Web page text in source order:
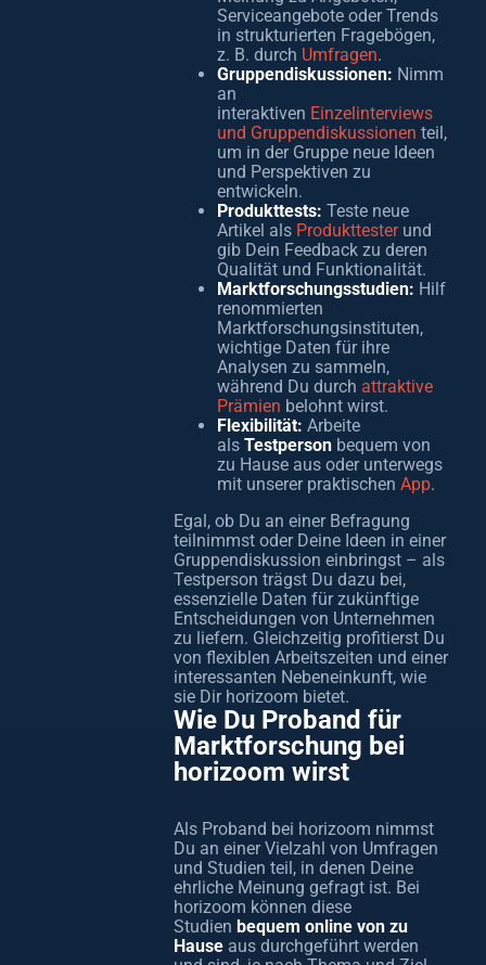
Serviceangebote oder Trends
in strukturierten Fragebögen,
z. B. durch Umfragen.
Gruppendiskussionen: Nimm
an
interaktiven Einzelinterviews
und Gruppendiskussionen teil,
um in der Gruppe neue Ideen
und Perspektiven zu
entwickeln.
Produkttests: Teste neue
Artikel als Produkttesterund
gib Dein Feedback zu deren
Qualität und Funktionalität.
Marktforschungsstudien: Hilf
renommierten
Marktforschungsinstituten,
wichtige Daten für ihre
Analysen zu sammeln,
während Du durch attraktive
Prämien belohnt wirst.
Flexibilität: Arbeite
als Testperson bequem von
zu Hause aus oder unterwegs
mit unserer praktischen App.
Egal, ob Du an einer Befragung
teilnimmst oder Deine Ideen in einer
Gruppendiskussion einbringst – als
Testperson trägst Du dazu bei,
essenzielle Daten für zukünftige
Entscheidungen von Unternehmen
zu liefern. Gleichzeitig profitierst Du
von flexiblen Arbeitszeiten und einer
interessanten Nebeneinkunft, wie
sie Dir horizoom bietet.
Wie Du Proband für
Marktforschung bei
horizoom wirst
Als Proband bei horizoom nimmst
Du an einer Vielzahl von Umfragen
und Studien teil, in denen Deine
ehrliche Meinung gefragt ist. Bei
horizoom können diese
Studien bequem online von zu
Hause aus durchgeführt werden